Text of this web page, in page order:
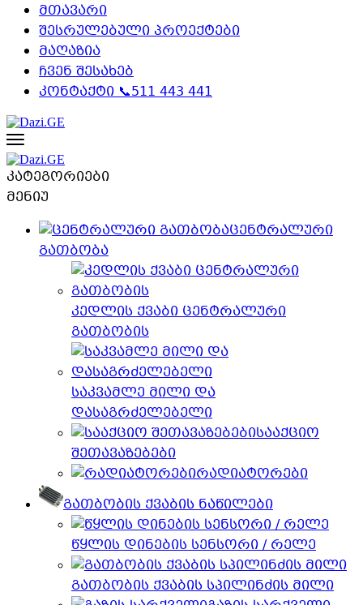
მთავარი
შესრულებული პროექტები
მაღაზია
ჩვენ შესახებ
კონტაქტი 📞511 443 441
კატეგორიები
მენიუ
ცენტრალური
გათბობა
კედლის ქვაბი ცენტრალური
გათბობის
საკვამლე მილი და
დასაგრძელებელი
სააქციო
შეთავაზებები
რადიატორები
გათბობის ქვაბის ნაწილები
წყლის დინების სენსორი / რელე
გათბობის ქვაბის სპილინძის მილი